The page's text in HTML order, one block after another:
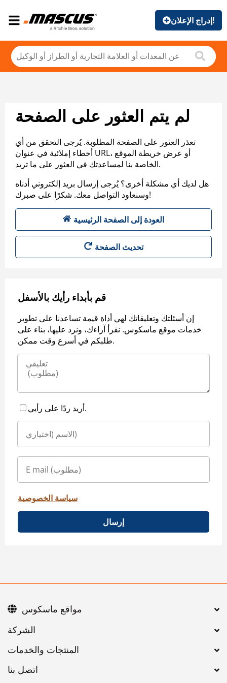
إدراج الإعلان!
لم يتم العثور على الصفحة
تعذر العثور على الصفحة المطلوبة. يُرجى التحقق من أي
أخطاء إملائية في عنوان URL، أو عرض خريطة الموقع
الخاصة بنا لمساعدتك في العثور على ما تريد.
هل لديك أي مشكلة أخرى؟ يُرجى إرسال بريد إلكتروني أدناه
وسنعاود التواصل معك. شكرًا على صبرك!
العودة إلى الصفحة الرئيسية
تحديث الصفحة
قم بأبداء رأيك بالأسفل
إن أسئلتك وتعليقاتك لهي أداة قيمة تساعدنا على تطوير
خدمات موقع ماسكوس. نقرأ آراءك، ونرد عليها، بناء على
طلبكم في أسرع وقت ممكن.
أريد ردًا على رأيي.
سياسة الخصوصية
إرسال
اتصل بنا
مواقع ماسكوس